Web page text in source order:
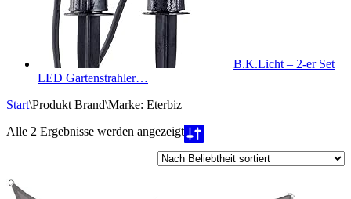
B.K.Licht – 2-er Set
LED Gartenstrahler…
Start\Produkt Brand\Marke: Eterbiz
Alle 2 Ergebnisse werden angezeigtNach
Beliebtheit
sortiert